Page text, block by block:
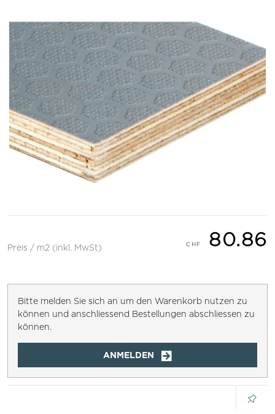
Preis / m2 (inkl. MwSt) 80.86
Bitte melden Sie sich an um den Warenkorb nutzen zu
können und anschliessend Bestellungen abschliessen zu
können.
ANMELDEN